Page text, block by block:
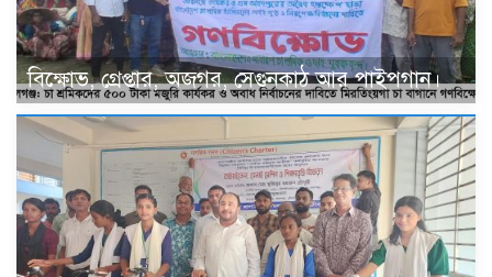
বিক্ষোভ, গ্রেপ্তার, অজগর, সেগুনকাঠ আর পাইপগান।